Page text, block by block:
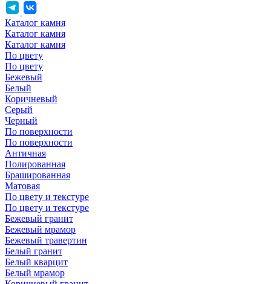
Каталог камня
Каталог камня
Каталог камня
По цвету
По цвету
Бежевый
Белый
Коричневый
Серый
Черный
По поверхности
По поверхности
Античная
Полированная
Брашированная
Матовая
По цвету и текстуре
По цвету и текстуре
Бежевый гранит
Бежевый мрамор
Бежевый травертин
Белый гранит
Белый кварцит
Белый мрамор